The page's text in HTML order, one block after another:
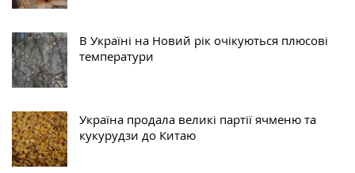
В Україні на Новий рік очікуються плюсові
температури
Україна продала великі партії ячменю та
кукурудзи до Китаю